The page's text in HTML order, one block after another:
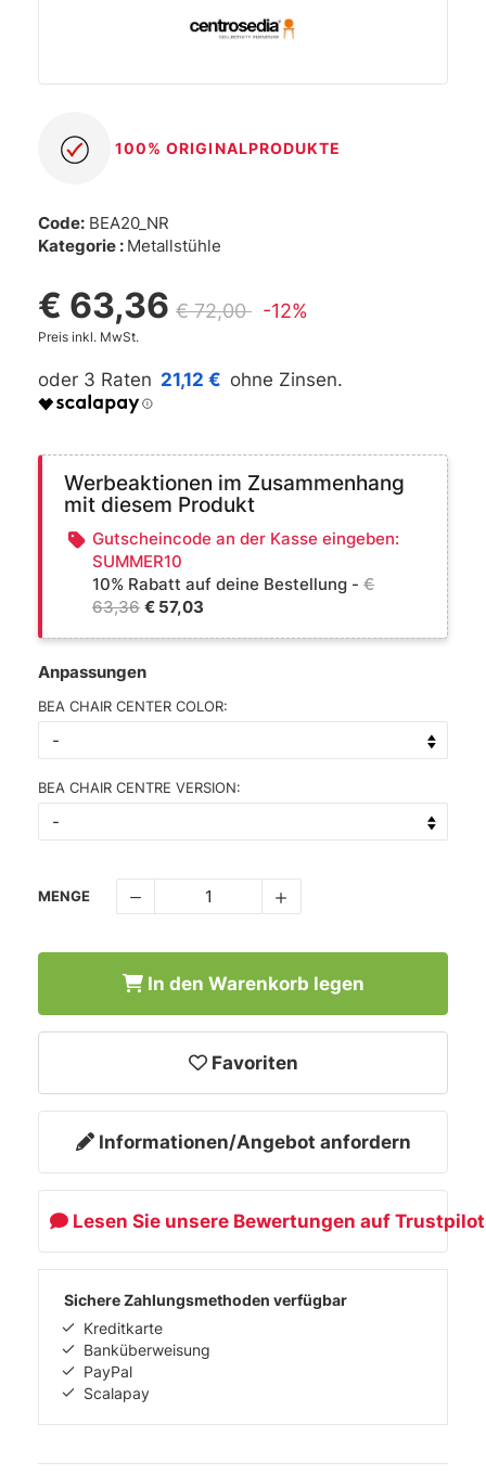
100% ORIGINALPRODUKTE
Code: BEA20_NR
Kategorie : Metallstühle
€ 63,36 € 72,00 -12%
Preis inkl. MwSt.
21,12 €
Werbeaktionen im Zusammenhang
mit diesem Produkt
Gutscheincode an der Kasse eingeben:
SUMMER10
10% Rabatt auf deine Bestellung - €
63,36 € 57,03
Anpassungen
BEA CHAIR CENTER COLOR:
BEA CHAIR CENTRE VERSION:
MENGE
In den Warenkorb legen
Favoriten
Informationen/Angebot anfordern
Lesen Sie unsere Bewertungen auf
Sichere Zahlungsmethoden verfügbar
Kreditkarte
Banküberweisung
PayPal
Scalapay